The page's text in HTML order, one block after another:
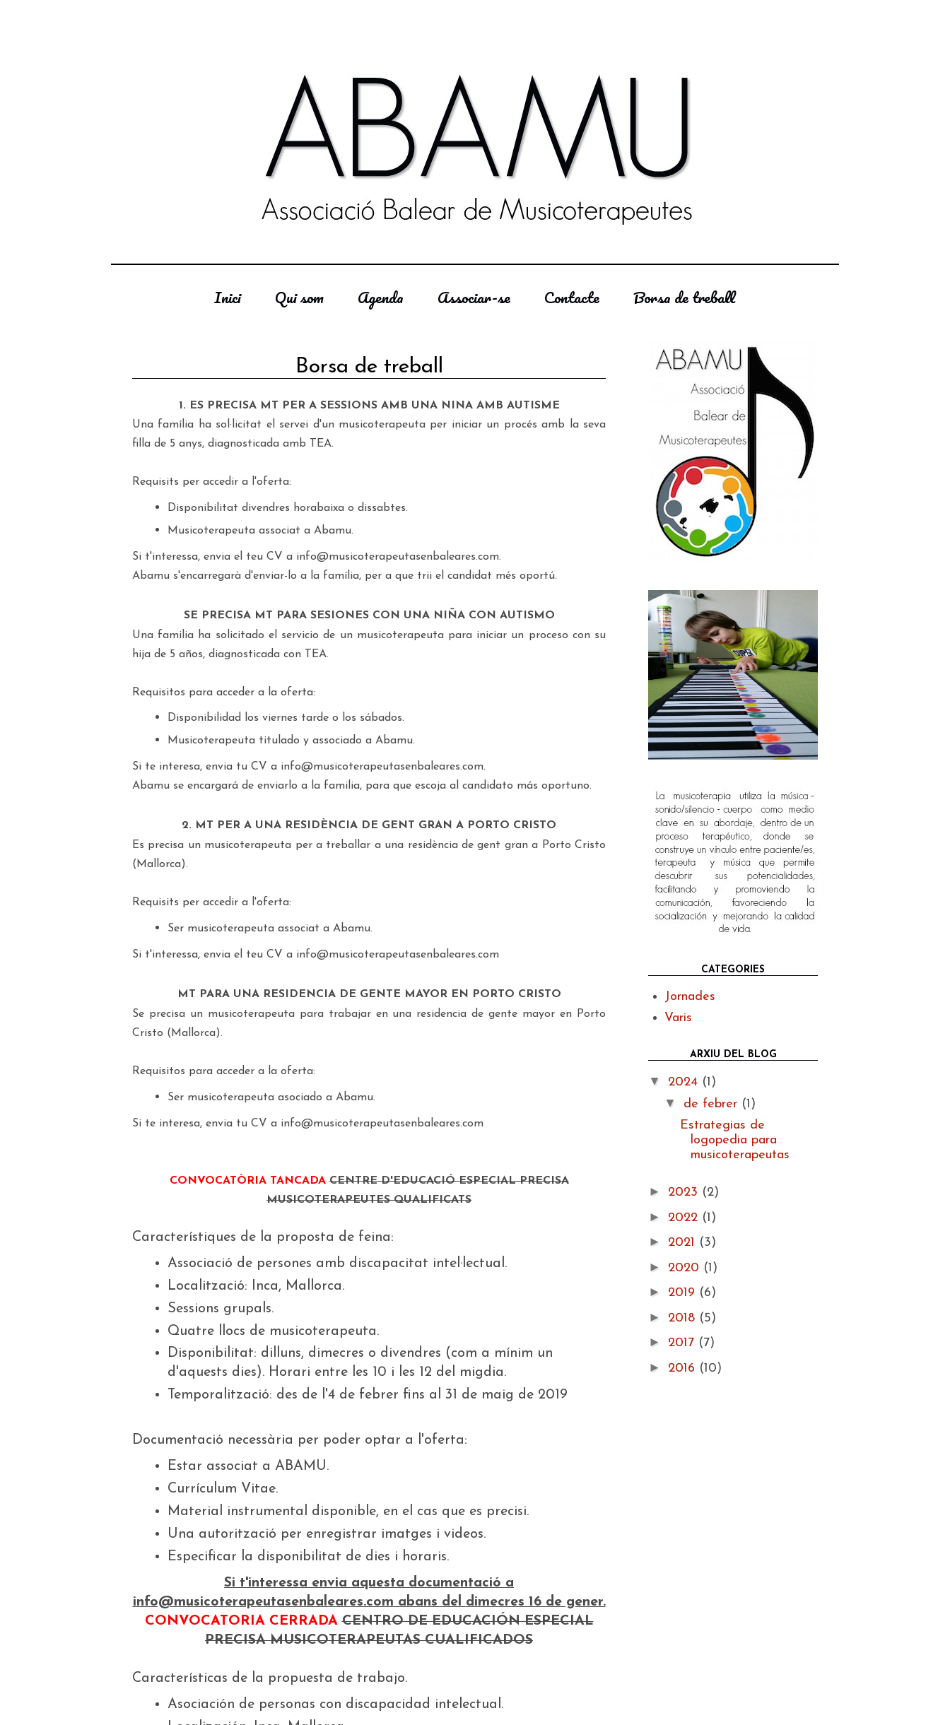
Inici Qui som Agenda Associar-se Contacte Borsa de treball
Borsa de treball
1. ES PRECISA MT PER A SESSIONS AMB UNA NINA AMB AUTISME
Una família ha sol·licitat el servei d'un musicoterapeuta per iniciar un procés amb la seva
filla de 5 anys, diagnosticada amb TEA.
Requisits per accedir a l'oferta:
Disponibilitat divendres horabaixa o dissabtes.
Musicoterapeuta associat a Abamu.
Si t'interessa, envia el teu CV a info@musicoterapeutasenbaleares.com.
Abamu s'encarregarà d'enviar-lo a la família, per a que trii el candidat més oportú.
SE PRECISA MT PARA SESIONES CON UNA NIÑA CON AUTISMO
Una familia ha solicitado el servicio de un musicoterapeuta para iniciar un proceso con su
hija de 5 años, diagnosticada con TEA.
Requisitos para acceder a la oferta:
Disponibilidad los viernes tarde o los sábados.
Musicoterapeuta titulado y associado a Abamu.
Si te interesa, envia tu CV a info@musicoterapeutasenbaleares.com.
Abamu se encargará de enviarlo a la familia, para que escoja al candidato más oportuno.
2. MT PER A UNA RESIDÈNCIA DE GENT GRAN A PORTO CRISTO
Es precisa un musicoterapeuta per a treballar a una residència de gent gran a Porto Cristo
(Mallorca).
Requisits per accedir a l'oferta:
Ser musicoterapeuta associat a Abamu.
Si t'interessa, envia el teu CV a info@musicoterapeutasenbaleares.com
MT PARA UNA RESIDENCIA DE GENTE MAYOR EN PORTO CRISTO
Se precisa un musicoterapeuta para trabajar en una residencia de gente mayor en Porto
Cristo (Mallorca).
Requisitos para acceder a la oferta:
Ser musicoterapeuta asociado a Abamu.
Si te interesa, envia tu CV a info@musicoterapeutasenbaleares.com
CONVOCATÒRIA TANCADA CENTRE D'EDUCACIÓ ESPECIAL PRECISA
MUSICOTERAPEUTES QUALIFICATS
Característiques de la proposta de feina:
Associació de persones amb discapacitat intel·lectual.
Localització: Inca, Mallorca.
Sessions grupals.
Quatre llocs de musicoterapeuta.
Disponibilitat: dilluns, dimecres o divendres (com a mínim un
d'aquests dies). Horari entre les 10 i les 12 del migdia.
Temporalització: des de l'4 de febrer fins al 31 de maig de 2019
Documentació necessària per poder optar a l'oferta:
Estar associat a ABAMU.
Currículum Vitae.
Material instrumental disponible, en el cas que es precisi.
Una autorització per enregistrar imatges i videos.
Especificar la disponibilitat de dies i horaris.
Si t'interessa envia aquesta documentació a
info@musicoterapeutasenbaleares.com abans del dimecres 16 de gener.
CONVOCATORIA CERRADA CENTRO DE EDUCACIÓN ESPECIAL
PRECISA MUSICOTERAPEUTAS CUALIFICADOS
Características de la propuesta de trabajo.
Asociación de personas con discapacidad intelectual.
CATEGORIES
Jornades
Varis
ARXIU DEL BLOG
▼ 2024 (1)
▼ de febrer (1)
Estrategias de
logopedia para
musicoterapeutas
► 2023 (2)
► 2022 (1)
► 2021 (3)
► 2020 (1)
► 2019 (6)
► 2018 (5)
► 2017 (7)
► 2016 (10)